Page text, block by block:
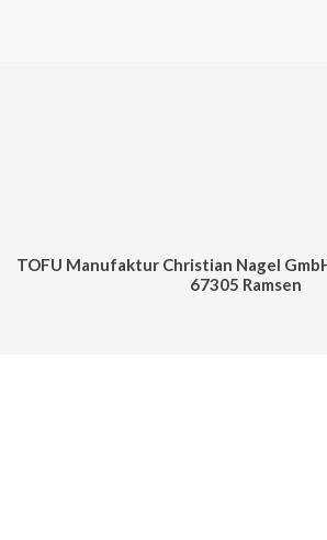
TOFU Manufaktur Christian Nagel
67305 Ramsen